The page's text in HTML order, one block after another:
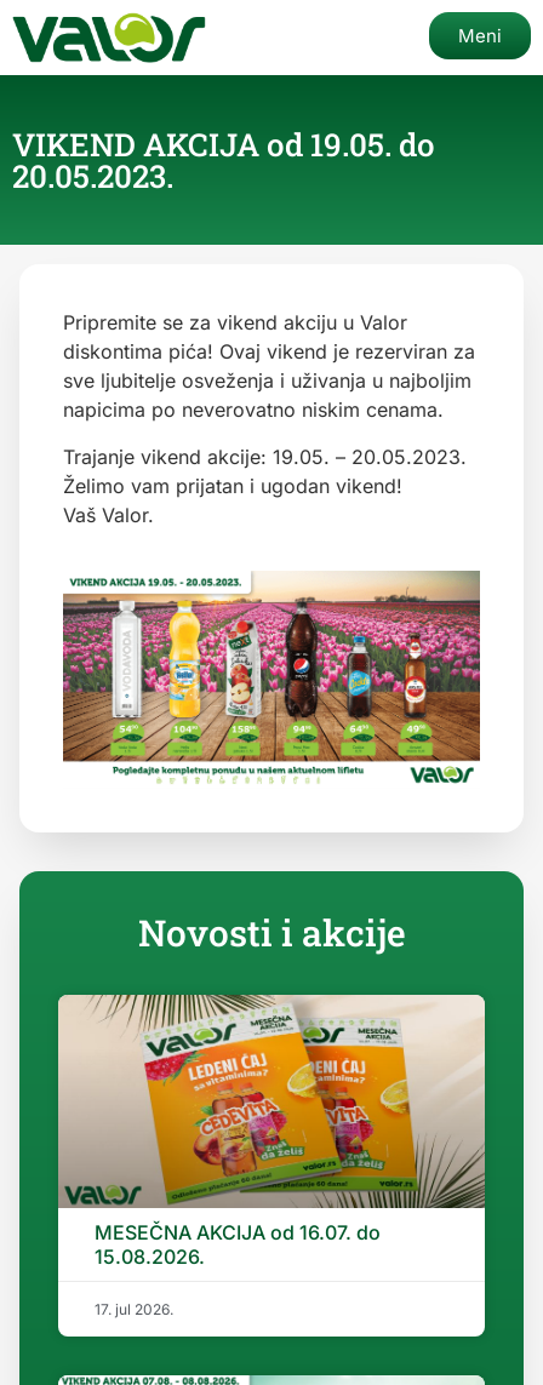
Meni
VIKEND AKCIJA od 19.05. do
20.05.2023.
Pripremite se za vikend akciju u Valor
diskontima pića! Ovaj vikend je rezerviran za
sve ljubitelje osveženja i uživanja u najboljim
napicima po neverovatno niskim cenama.
Trajanje vikend akcije: 19.05. – 20.05.2023.
Želimo vam prijatan i ugodan vikend!
Vaš Valor.
Novosti i akcije
MESEČNA AKCIJA od 16.07. do
15.08.2026.
17. jul 2026.